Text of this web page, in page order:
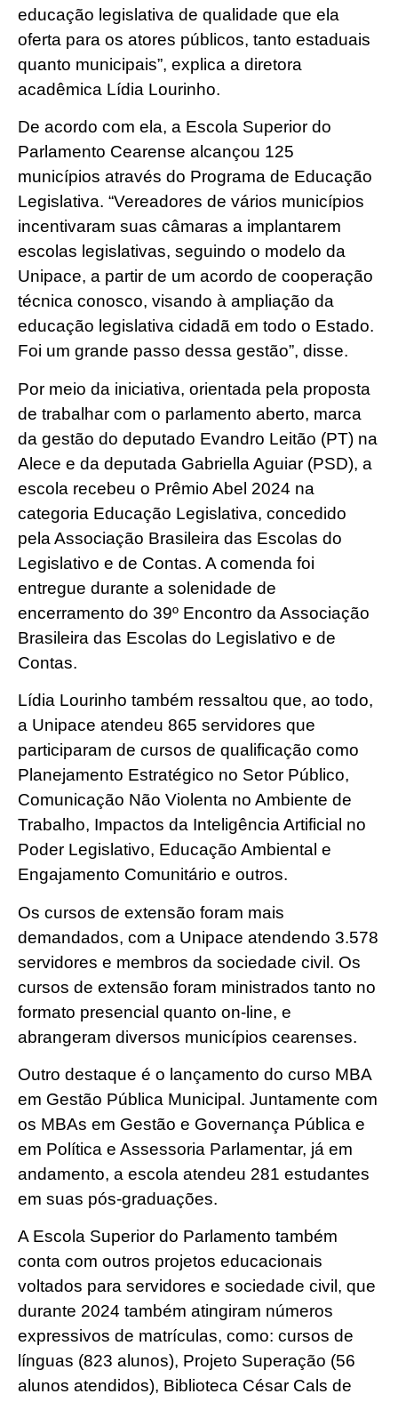
educação legislativa de qualidade que ela
oferta para os atores públicos, tanto estaduais
quanto municipais”, explica a diretora
acadêmica Lídia Lourinho.
De acordo com ela, a Escola Superior do
Parlamento Cearense alcançou 125
municípios através do Programa de Educação
Legislativa. “Vereadores de vários municípios
incentivaram suas câmaras a implantarem
escolas legislativas, seguindo o modelo da
Unipace, a partir de um acordo de cooperação
técnica conosco, visando à ampliação da
educação legislativa cidadã em todo o Estado.
Foi um grande passo dessa gestão”, disse.
Por meio da iniciativa, orientada pela proposta
de trabalhar com o parlamento aberto, marca
da gestão do deputado Evandro Leitão (PT) na
Alece e da deputada Gabriella Aguiar (PSD), a
escola recebeu o Prêmio Abel 2024 na
categoria Educação Legislativa, concedido
pela Associação Brasileira das Escolas do
Legislativo e de Contas. A comenda foi
entregue durante a solenidade de
encerramento do 39º Encontro da Associação
Brasileira das Escolas do Legislativo e de
Contas.
Lídia Lourinho também ressaltou que, ao todo,
a Unipace atendeu 865 servidores que
participaram de cursos de qualificação como
Planejamento Estratégico no Setor Público,
Comunicação Não Violenta no Ambiente de
Trabalho, Impactos da Inteligência Artificial no
Poder Legislativo, Educação Ambiental e
Engajamento Comunitário e outros.
Os cursos de extensão foram mais
demandados, com a Unipace atendendo 3.578
servidores e membros da sociedade civil. Os
cursos de extensão foram ministrados tanto no
formato presencial quanto on-line, e
abrangeram diversos municípios cearenses.
Outro destaque é o lançamento do curso MBA
em Gestão Pública Municipal. Juntamente com
os MBAs em Gestão e Governança Pública e
em Política e Assessoria Parlamentar, já em
andamento, a escola atendeu 281 estudantes
em suas pós-graduações.
A Escola Superior do Parlamento também
conta com outros projetos educacionais
voltados para servidores e sociedade civil, que
durante 2024 também atingiram números
expressivos de matrículas, como: cursos de
línguas (823 alunos), Projeto Superação (56
alunos atendidos), Biblioteca César Cals de